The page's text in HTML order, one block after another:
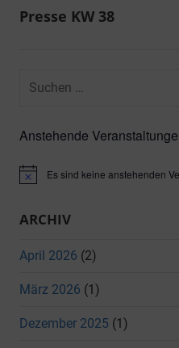
Presse KW 38
Suchen
Anstehende
HinweisEs sind keine anstehenden
ARCHIV
April 2026 (2)
März 2026 (1)
Dezember 2025 (1)